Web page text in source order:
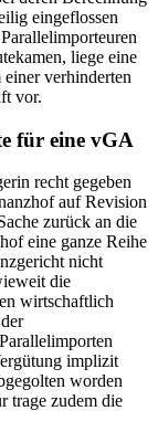
eingeflossen
liege eine
verhinderten
vor.
für eine vGA
recht gegeben
auf Revision
zurück an die
eine ganze Reihe
nicht
die
wirtschaftlich
implizit
worden
trage zudem die